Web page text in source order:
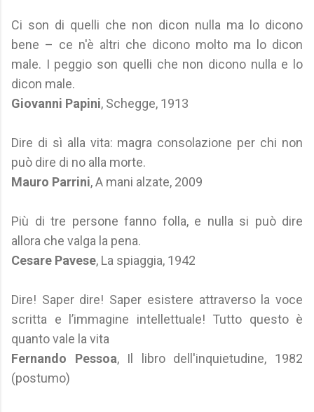
Ci son di quelli che non dicon nulla ma lo dicono
bene – ce n'è altri che dicono molto ma lo dicon
male. I peggio son quelli che non dicono nulla e lo
dicon male.
Giovanni Papini, Schegge, 1913
Dire di sì alla vita: magra consolazione per chi non
può dire di no alla morte.
Mauro Parrini, A mani alzate, 2009
Più di tre persone fanno folla, e nulla si può dire
allora che valga la pena.
Cesare Pavese, La spiaggia, 1942
Dire! Saper dire! Saper esistere attraverso la voce
scritta e l’immagine intellettuale! Tutto questo è
quanto vale la vita
Fernando Pessoa, Il libro dell'inquietudine, 1982
(postumo)